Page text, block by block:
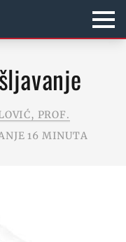
PROF.
16 MINUTA